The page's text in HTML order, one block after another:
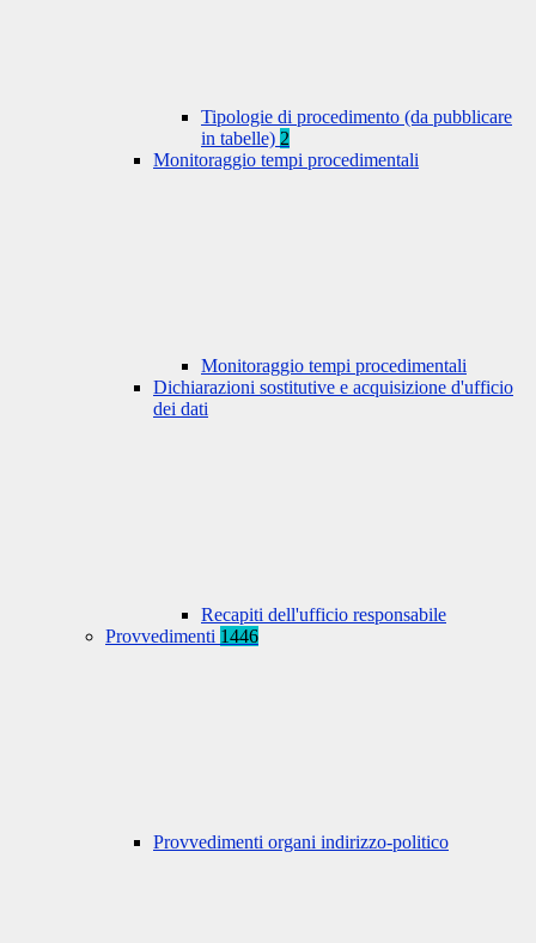
Tipologie di procedimento (da pubblicare
in tabelle) 2
Monitoraggio tempi procedimentali
Monitoraggio tempi procedimentali
Dichiarazioni sostitutive e acquisizione d'ufficio
dei dati
Recapiti dell'ufficio responsabile
Provvedimenti 1446
Provvedimenti organi indirizzo-politico